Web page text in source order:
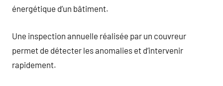
énergétique d’un bâtiment.
Une inspection annuelle réalisée par un couvreur
permet de détecter les anomalies et d’intervenir
rapidement.